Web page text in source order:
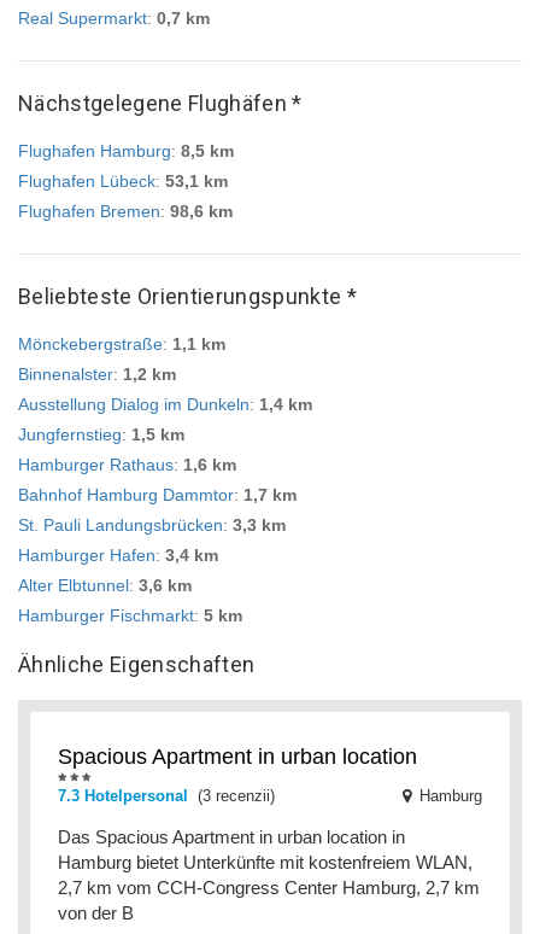
Real Supermarkt: 0,7 km
Nächstgelegene Flughäfen *
Flughafen Hamburg: 8,5 km
Flughafen Lübeck: 53,1 km
Flughafen Bremen: 98,6 km
Beliebteste Orientierungspunkte *
Mönckebergstraße: 1,1 km
Binnenalster: 1,2 km
Ausstellung Dialog im Dunkeln: 1,4 km
Jungfernstieg: 1,5 km
Hamburger Rathaus: 1,6 km
Bahnhof Hamburg Dammtor: 1,7 km
St. Pauli Landungsbrücken: 3,3 km
Hamburger Hafen: 3,4 km
Alter Elbtunnel: 3,6 km
Hamburger Fischmarkt: 5 km
Ähnliche Eigenschaften
Spacious Apartment in urban location
7.3 Hotelpersonal (3 recenzii) Hamburg
Das Spacious Apartment in urban location in
Hamburg bietet Unterkünfte mit kostenfreiem WLAN,
2,7 km vom CCH-Congress Center Hamburg, 2,7 km
von der B